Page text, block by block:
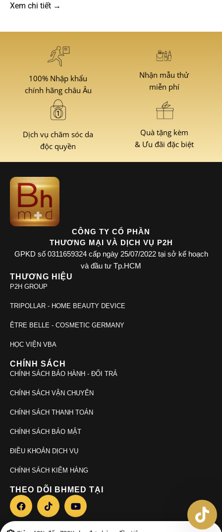
Xem chi tiết →
100% Nhập khẩu
chính hãng châu Âu
Nhận mẫu thử
miễn phí
Dịch vụ chăm sóc da
độc quyền
Quà tặng kèm
& Ưu đãi đặc biệt
CÔNG TY CỔ PHẦN
THƯƠNG MẠI VÀ DỊCH VỤ P2H
GPKD số 0311659324 cấp ngày 25/07/2022 tại sở kế hoạch
và đầu tư Tp.HCM
THƯƠNG HIỆU
P2H GROUP
TRIPOLLAR - HOME BEAUTY DEVICE
ÊTRE BELLE - COSMETIC GERMANY
HỌC VIỆN VBA
CHÍNH SÁCH
CHÍNH SÁCH BẢO HÀNH - ĐỔI TRẢ
CHÍNH SÁCH VẬN CHUYỂN
CHÍNH SÁCH THANH TOÁN
CHÍNH SÁCH BẢO MẬT
ĐIỀU KHOẢN DỊCH VỤ
CHÍNH SÁCH KIỂM HÀNG
THEO DÕI BHMED TẠI